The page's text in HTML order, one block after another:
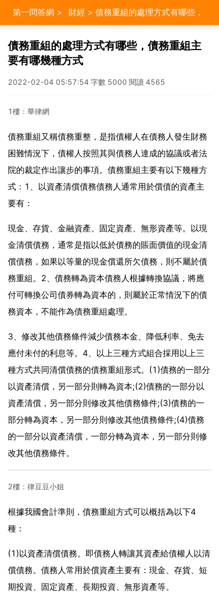
第一問答網 > 財經 > 債務重組的處理方式有哪些，
債務重組主要有哪幾種方式
債務重組的處理方式有哪些，債務重組主
要有哪幾種方式
2022-02-04 05:57:54 字數 5000 閱讀 4565
1樓：華律網
債務重組又稱債務重整，是指債權人在債務人發生財務
困難情況下，債權人按照其與債務人達成的協議或者法
院的裁定作出讓步的事項。債務重組主要有以下幾種方
式：1、以資產清償債務債務人通常用於償債的資產主
要有：
現金、存貨、金融資產、固定資產、無形資產等。以現
金清償債務，通常是指以低於債務的賬面價值的現金清
償債務，如果以等量的現金償還所欠債務，則不屬於債
務重組。2、債務轉為資本債務人根據轉換協議，將應
付可轉換公司債券轉為資本的，則屬於正常情況下的債
務資本，不能作為債務重組處理。
3、修改其他債務條件減少債務本金、降低利率、免去
應付未付的利息等。4、以上三種方式組合採用以上三
種方式共同清償債務的債務重組形式。(1)債務的一部分
以資產清償，另一部分則轉為資本;(2)債務的一部分以
資產清償，另一部分則修改其他債務條件;(3)債務的一
部分轉為資本，另一部分則修改其他債務條件;(4)債務
的一部分以資產清償，一部分轉為資本，另一部分則修
改其他債務條件。
2樓：律豆豆小姐
根據我國會計準則，債務重組方式可以概括為以下4
種：
(1)以資產清償債務。即債務人轉讓其資產給債權人以清
償債務。債務人常用於償資產主要有：現金、存貨、短
期投資、固定資產、長期投資、無形資產等。